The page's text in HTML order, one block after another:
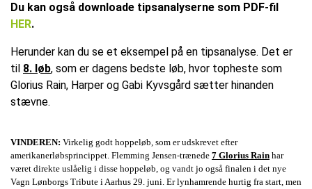
Du kan også downloade tipsanalyserne som PDF-fil
HER.
Herunder kan du se et eksempel på en tipsanalyse. Det er
til 8. løb, som er dagens bedste løb, hvor topheste som
Glorius Rain, Harper og Gabi Kyvsgård sætter hinanden
stævne.
VINDEREN: Virkelig godt hoppeløb, som er udskrevet efter
amerikanerløbsprincippet. Flemming Jensen-trænede 7 Glorius Rain har
været direkte uslåelig i disse hoppeløb, og vandt jo også finalen i det nye
Vagn Lønborgs Tribute i Aarhus 29. juni. Er lynhamrende hurtig fra start, men